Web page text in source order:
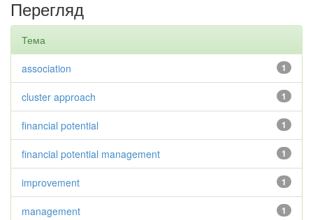
Перегляд
Тема
1
association
1
cluster approach
1
financial potential
1
financial potential management
1
improvement
1
management